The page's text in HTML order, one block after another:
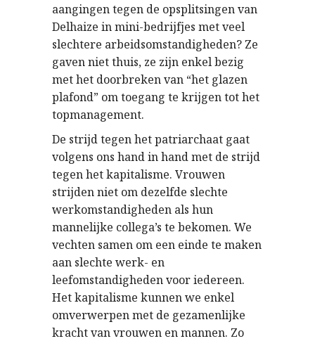
aangingen tegen de opsplitsingen van
Delhaize in mini-bedrijfjes met veel
slechtere arbeidsomstandigheden? Ze
gaven niet thuis, ze zijn enkel bezig
met het doorbreken van “het glazen
plafond” om toegang te krijgen tot het
topmanagement.
De strijd tegen het patriarchaat gaat
volgens ons hand in hand met de strijd
tegen het kapitalisme. Vrouwen
strijden niet om dezelfde slechte
werkomstandigheden als hun
mannelijke collega’s te bekomen. We
vechten samen om een einde te maken
aan slechte werk- en
leefomstandigheden voor iedereen.
Het kapitalisme kunnen we enkel
omverwerpen met de gezamenlijke
kracht van vrouwen en mannen. Zo